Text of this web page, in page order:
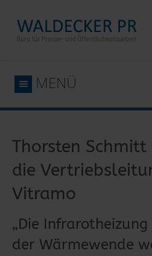
MENÜ
Thorsten
die
Vitramo
„Die
der Wärmewende